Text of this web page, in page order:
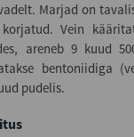
Marjad on
Vein
areneb 9 kuud
bentoniidiga
pudelis.